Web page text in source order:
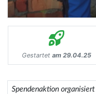
Gestartet am 29.04.25
Spendenaktion